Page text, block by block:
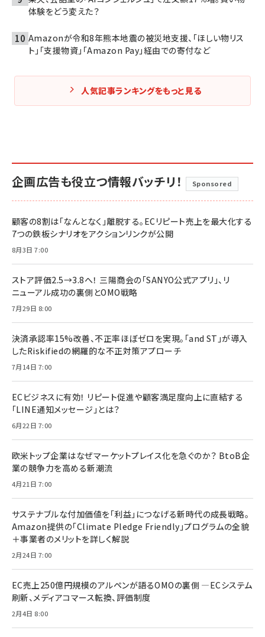
体験をどう変えた？
Amazonが令和8年熊本地震の被災地支援、「ほしい物リス
ト」「支援物資」「Amazon Pay」経由での寄付など
人気記事ランキングをもっと見る
企画広告も役立つ情報バッチリ！ Sponsored
顧客の8割は「なんとなく」離脱する。ECリピート売上を最大化する
7つの鉄板シナリオをアクションリンクが公開
8月3日 7:00
ストア評価2.5→3.8へ！ 三陽商会の「SANYO公式アプリ」、リ
ニューアル成功の裏側とOMO戦略
7月29日 8:00
決済承認率15%改善、不正率ほぼゼロを実現。「and ST」が導入
したRiskifiedの網羅的な不正対策アプローチ
7月14日 7:00
ECビジネスに有効！ リピート促進や顧客満足度向上に直結する
「LINE通知メッセージ」とは？
6月22日 7:00
欧米トップ企業はなぜマーケットプレイス化を急ぐのか？ BtoB企
業の競争力を高める新潮流
4月21日 7:00
サステナブルな付加価値を「利益」につなげる新時代の成長戦略。
Amazon提供の「Climate Pledge Friendly」プログラムの全貌
＋事業者のメリットを詳しく解説
2月24日 7:00
EC売上250億円規模のアルペンが語るOMOの裏側 ―ECシステム
刷新、メディアコマース転換、評価制度
2月4日 8:00